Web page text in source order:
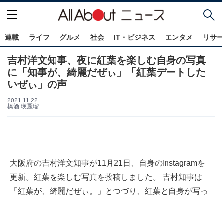
連載 ライフ グルメ 社会 IT・ビジネス エンタメ リサ
吉村洋文知事、夜に紅葉を楽しむ自身の写真
に「知事が、綺麗だぜぃ」「紅葉デートした
いぜぃ」の声
2021.11.22
橋酒 瑛麗瑠
大阪府の吉村洋文知事が11月21日、自身のInstagramを
更新。紅葉を楽しむ写真を投稿しました。 吉村知事は
「紅葉が、綺麗だぜぃ。」とつづり、紅葉と自身が写っ